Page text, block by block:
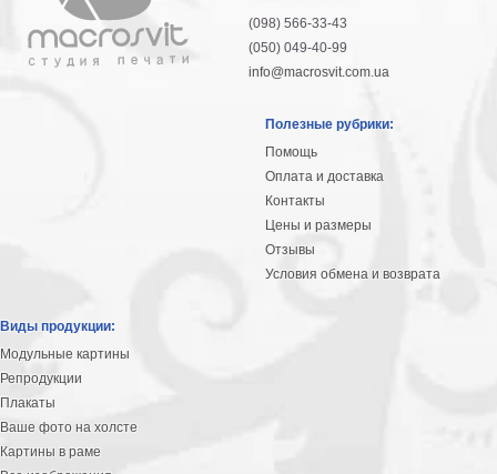
(098) 566-33-43
(050) 049-40-99
info@macrosvit.com.ua
Полезные рубрики:
Помощь
Оплата и доставка
Контакты
Цены и размеры
Отзывы
Условия обмена и возврата
Виды продукции:
Модульные картины
Репродукции
Плакаты
Ваше фото на холсте
Картины в раме